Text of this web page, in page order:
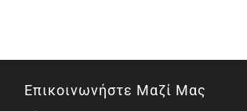
Επικοινωνήστε Μαζί Μας